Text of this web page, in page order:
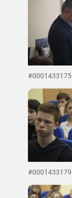
#0001433175
#0001433179